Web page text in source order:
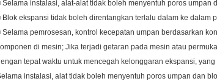
Selama instalasi, alat-alat tidak boleh menyentuh poros umpan
Blok ekspansi tidak boleh direntangkan terlalu dalam ke dalam
Selama pemrosesan, kontrol kecepatan umpan berdasarkan
di mesin; Jika terjadi getaran pada mesin atau
tepat waktu untuk mencegah kelonggaran ekspansi,
instalasi, alat tidak boleh menyentuh poros umpan dan